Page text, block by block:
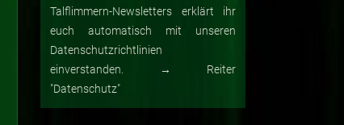
Talflimmern-Newsletters erklärt ihr
euch automatisch mit unseren
Datenschutzrichtlinien
einverstanden. → Reiter
"Datenschutz"